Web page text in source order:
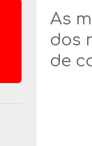
As
dos
de